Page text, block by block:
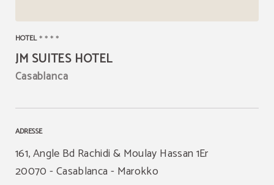
HOTEL
JM SUITES HOTEL
Casablanca
ADRESSE
161, Angle Bd Rachidi & Moulay Hassan 1Er
20070 Casablanca Marokko